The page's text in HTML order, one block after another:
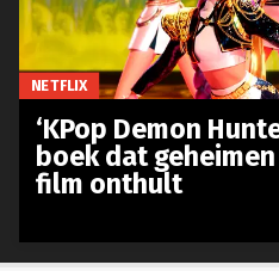
NETFLIX
‘KPop Demon
boek dat
film onthult